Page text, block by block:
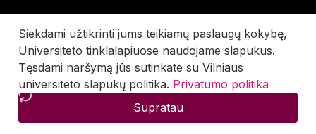
Siekdami užtikrinti jums teikiamų paslaugų kokybę,
Universiteto tinklalapiuose naudojame slapukus.
Tęsdami naršymą jūs sutinkate su Vilniaus
universiteto slapukų politika. Privatumo politika
Supratau